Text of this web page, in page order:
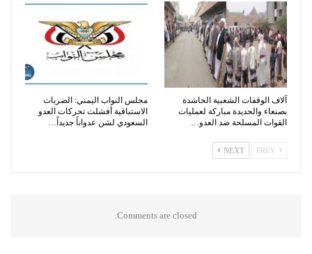
آلاف الوقفات الشعبية الحاشدة
بصنعاء والحديدة مباركة لعمليات
القوات المسلحة ضد العدو…
مجلس النواب اليمني: الضربات
الاستباقية أفشلت تحركات العدو
السعودي لشن عدواناً جديداً…
NEXT
Comments are closed.